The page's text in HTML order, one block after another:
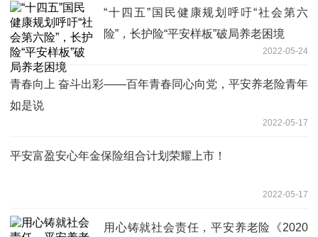
“十四五”国民健康规划呼吁“社会第六
险”，长护险“平安样板”破局养老困境
2022-05-24
青春向上 奋斗出彩——百年青春同心向党，平安养老险青年
如是说
2022-05-17
平安富盈安心年金保险组合计划荣耀上市！
2022-05-17
用心铸就社会责任，平安养老险《2020